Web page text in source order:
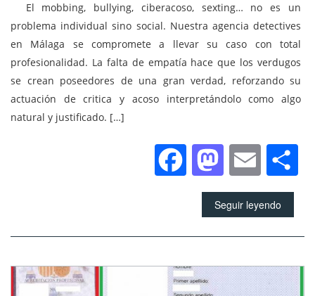
El mobbing, bullying, ciberacoso, sexting… no es un
problema individual sino social. Nuestra agencia detectives
en Málaga se compromete a llevar su caso con total
profesionalidad. La falta de empatía hace que los verdugos
se crean poseedores de una gran verdad, reforzando su
actuación de critica y acoso interpretándolo como algo
natural y justificado. […]
Facebook
Seguir leyendo